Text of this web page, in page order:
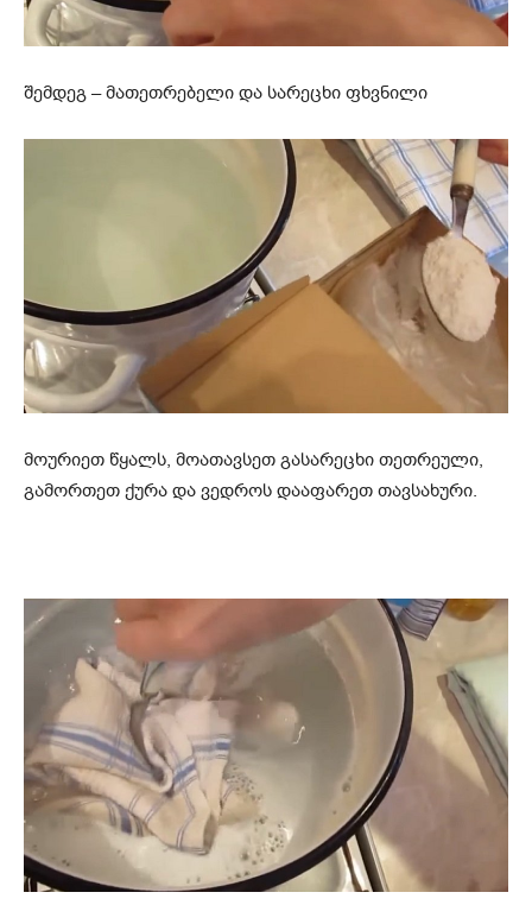
შემდეგ – მათეთრებელი და სარეცხი ფხვნილი
მოურიეთ წყალს, მოათავსეთ გასარეცხი თეთრეული,
გამორთეთ ქურა და ვედროს დააფარეთ თავსახური.